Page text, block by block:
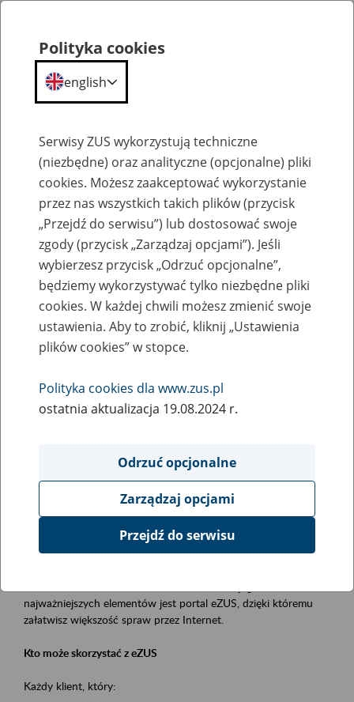
Szkolenia
Zaproś ZUS do siebie - zakładanie profili
eZUS w siedzibie Twojej firmy
Rodzaj wydarzenia
Szkolenia
obsługa klientów
Event description
Platforma Usług Elektronicznych ZUS eZUS
najważniejszych elementów jest portal eZUS, dzięki któremu
załatwisz większość spraw przez Internet.
Kto może skorzystać z eZUS
Każdy klient, który:
Polityka cookies
english
Serwisy ZUS wykorzystują techniczne
(niezbędne) oraz analityczne (opcjonalne) pliki
cookies. Możesz zaakceptować wykorzystanie
przez nas wszystkich takich plików (przycisk
„Przejdź do serwisu”) lub dostosować swoje
zgody (przycisk „Zarządzaj opcjami”). Jeśli
wybierzesz przycisk „Odrzuć opcjonalne”,
będziemy wykorzystywać tylko niezbędne pliki
cookies. W każdej chwili możesz zmienić swoje
ustawienia. Aby to zrobić, kliknij „Ustawienia
plików cookies” w stopce.
Polityka cookies dla www.zus.pl
ostatnia aktualizacja 19.08.2024 r.
Odrzuć opcjonalne
Zarządzaj opcjami
Przejdź do serwisu